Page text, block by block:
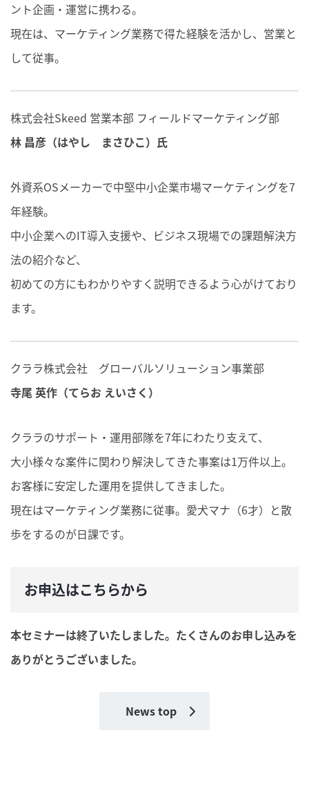
ント企画・運営に携わる。
現在は、マーケティング業務で得た経験を活かし、営業と
して従事。
株式会社Skeed 営業本部 フィールドマーケティング部
林 昌彦（はやし まさひこ）氏
外資系OSメーカーで中堅中小企業市場マーケティングを7
年経験。
中小企業へのIT導入支援や、ビジネス現場での課題解決方
法の紹介など、
初めての方にもわかりやすく説明できるよう心がけており
ます。
クララ株式会社 グローバルソリューション事業部
寺尾 英作（てらお えいさく）
クララのサポート・運用部隊を7年にわたり支えて、
大小様々な案件に関わり解決してきた事案は1万件以上。
お客様に安定した運用を提供してきました。
現在はマーケティング業務に従事。愛犬マナ（6才）と散
歩をするのが日課です。
お申込はこちらから
本セミナーは終了いたしました。たくさんのお申し込みを
ありがとうございました。
News top